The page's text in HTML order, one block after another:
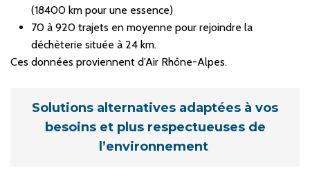
(18400 km pour une essence)
70 à 920 trajets en moyenne pour rejoindre la
déchèterie située à 24 km.
Ces données proviennent d’Air Rhône-Alpes.
Solutions alternatives adaptées à vos
besoins et plus respectueuses de
l’environnement